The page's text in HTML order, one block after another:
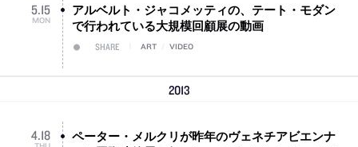
5.15
MON
アルベルト・ジャコメッティの、テート・モダン
で行われている大規模回顧展の動画
SHARE ART VIDEO
2013
4.18
ペーター・メルクリが昨年のヴェネチアビエンナ